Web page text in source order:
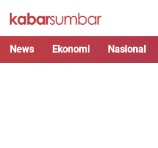
News Ekonomi Nasional